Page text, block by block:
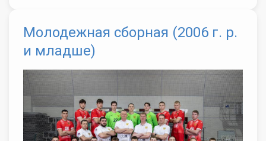
Молодежная сборная (2006 г. р.
и младше)